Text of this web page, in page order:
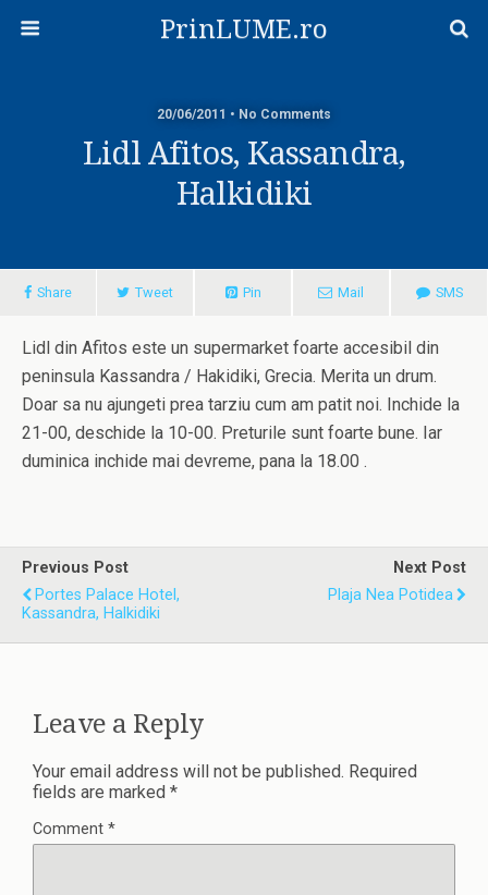
PrinLUME.ro
20/06/2011 • No Comments
Lidl Afitos, Kassandra,
Halkidiki
Share Tweet Pin Mail SMS
Lidl din Afitos este un supermarket foarte accesibil din
peninsula Kassandra / Hakidiki, Grecia. Merita un drum.
Doar sa nu ajungeti prea tarziu cum am patit noi. Inchide la
21-00, deschide la 10-00. Preturile sunt foarte bune. Iar
duminica inchide mai devreme, pana la 18.00 .
Previous Post
Portes Palace Hotel,
Kassandra, Halkidiki
Next Post
Plaja Nea Potidea
Leave a Reply
Your email address will not be published. Required
fields are marked *
Comment *